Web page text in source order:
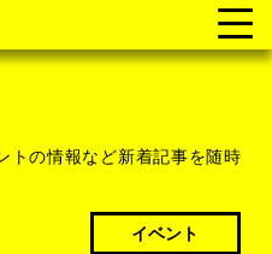
トの情報など新着記事を随時
イベント